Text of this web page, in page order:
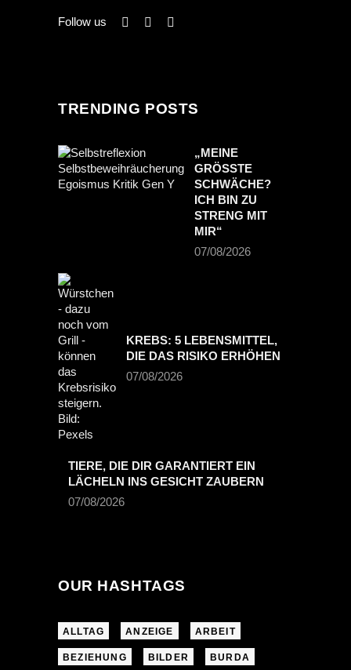
Follow us
TRENDING POSTS
„MEINE
GRÖSSTE S
CHWÄCHE? I
CH BIN ZU S
TRENG MIT M
IR“
07/08/2026
KREBS: 5 LEBENSMITTEL,
DIE DAS RISIKO ERHÖHEN
07/08/2026
TIERE, DIE DIR GARANTIERT EIN
LÄCHELN INS GESICHT ZAUBERN
07/08/2026
OUR HASHTAGS
ALLTAG ANZEIGE ARBEIT
BEZIEHUNG BILDER BURDA